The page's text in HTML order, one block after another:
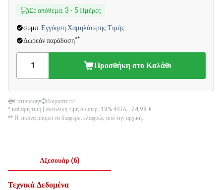
Σε απόθεμα: 3 - 5 Ημέρες
συμπ. Εγγύηση Χαμηλότερης Τιμής
Δωρεάν παράδοση**
Προσθήκη στο Καλάθι
Εκτύπωση
Μοιραστείτε
* καθαρή τιμή | συνολική τιμή συμπερ. 19% ΦΠΑ.: 24,98 €
** Η εικόνα μπορεί να διαφέρει ελαφρώς από την αρχική.
Αξεσουάρ (6)
Τεχνικά Δεδομένα